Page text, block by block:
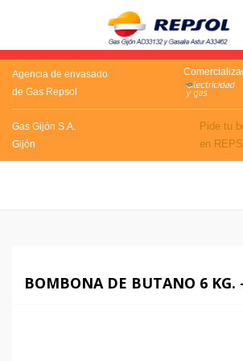
Agencia de envasado
de Gas Repsol
Gas Gijón S.A.
Gijón
Pide tu
en
BOMBONA DE BUTANO 6 KG.